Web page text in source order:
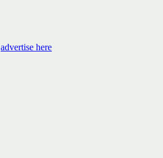
advertise here